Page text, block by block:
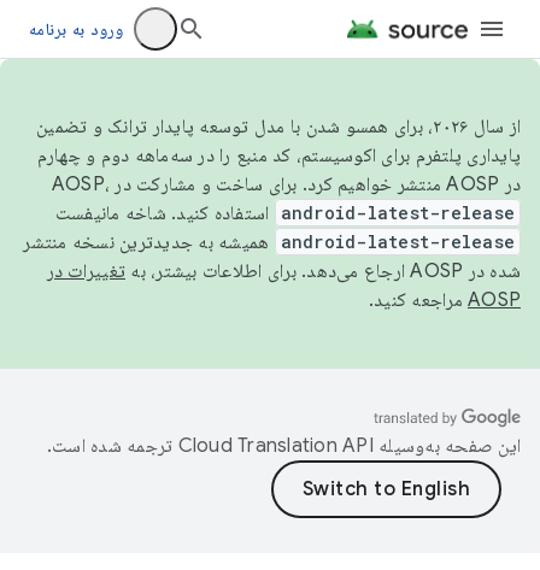
ورود به برنامه
از سال ۲۰۲۶، برای همسو شدن با مدل توسعه پایدار ترانک و تضمین
پایداری پلتفرم برای اکوسیستم، کد منبع را در سه‌ماهه دوم و چهارم
در AOSP منتشر خواهیم کرد. برای ساخت و مشارکت در AOSP،
android-latest-release استفاده کنید. شاخه مانیفست
android-latest-release
همیشه به جدیدترین نسخه منتشر
شده در AOSP ارجاع می‌دهد. برای اطلاعات بیشتر، به
تغییرات در
AOSP مراجعه کنید.
این صفحه به‌وسیله ترجمه شده است.